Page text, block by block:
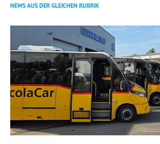
NEWS AUS DER GLEICHEN RUBRIK